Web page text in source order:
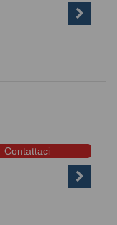
Contattaci